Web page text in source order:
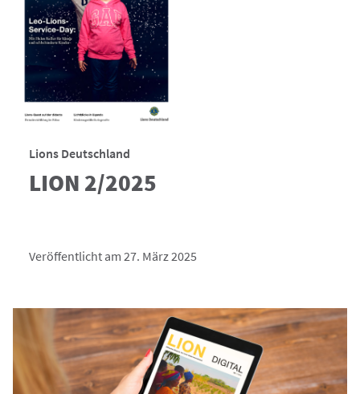
Lions Deutschland
LION 2/2025
Veröffentlicht am 27. März 2025